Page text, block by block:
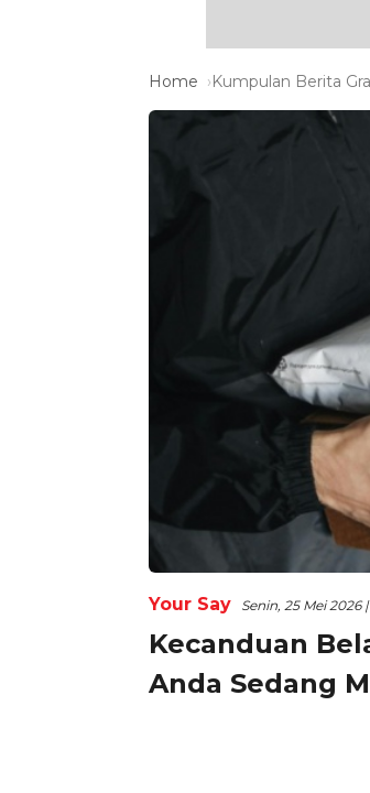
Home Kumpulan Berita
Your Say Senin, 25 Mei 2026 |
Kecanduan
Anda Sedang